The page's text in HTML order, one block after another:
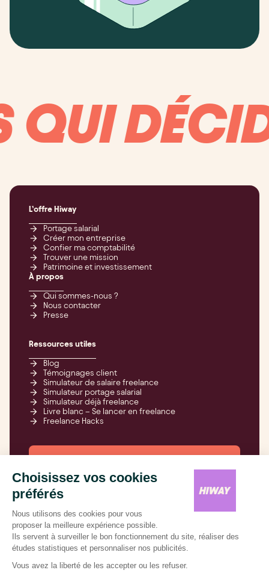
DÉCIDEZ
L’offre Hiway
Portage salarial
Créer mon entreprise
Confier ma comptabilité
Trouver une mission
Patrimoine et investissement
À propos
Qui sommes-nous ?
Nous contacter
Presse
Ressources utiles
Blog
Témoignages client
Simulateur de salaire freelance
Simulateur portage salarial
Simulateur déjà freelance
Livre blanc – Se lancer en freelance
Freelance Hacks
Freelancez-vous,
on s’occupe de tout